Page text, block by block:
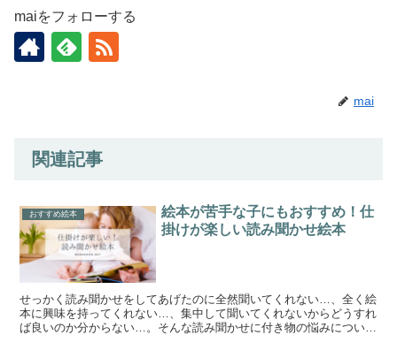
maiをフォローする
mai
関連記事
おすすめ絵本
絵本が苦手な子にもおすすめ！仕
掛けが楽しい読み聞かせ絵本
せっかく読み聞かせをしてあげたのに全然聞いてくれない…、全く絵
本に興味を持ってくれない…、集中して聞いてくれないからどうすれ
ば良いのか分からない…。そんな読み聞かせに付き物の悩みについて